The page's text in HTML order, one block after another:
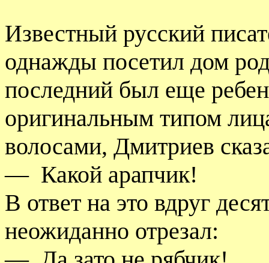
Известный русский
однажды посетил дом
последний был еще
оригинальным типом
волосами, Дмитриев
— Какой арапчик!
В ответ на это вдруг
неожиданно отрезал: